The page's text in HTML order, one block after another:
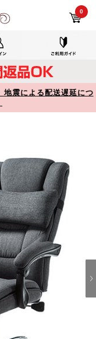
0
震による配送遅延につ